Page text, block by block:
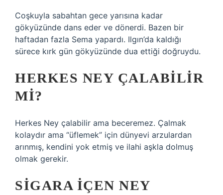
Coşkuyla sabahtan gece yarısına kadar
gökyüzünde dans eder ve dönerdi. Bazen bir
haftadan fazla Sema yapardı. Ilgın’da kaldığı
sürece kırk gün gökyüzünde dua ettiği doğruydu.
HERKES NEY ÇALABILIR
MI?
Herkes Ney çalabilir ama beceremez. Çalmak
kolaydır ama “üflemek” için dünyevi arzulardan
arınmış, kendini yok etmiş ve ilahi aşkla dolmuş
olmak gerekir.
SIGARA IÇEN NEY